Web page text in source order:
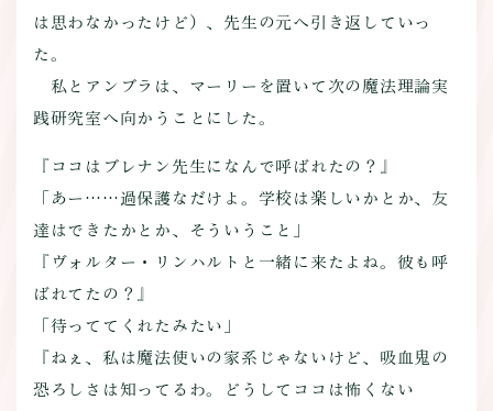
は思わなかったけど）、先生の元へ引き返していっ
た。
私とアンブラは、マーリーを置いて次の魔法理論実
践研究室へ向かうことにした。
『ココはブレナン先生になんで呼ばれたの？』
「あー……過保護なだけよ。学校は楽しいかとか、友
達はできたかとか、そういうこと」
『ヴォルター・リンハルトと一緒に来たよね。彼も呼
ばれてたの？』
「待っててくれたみたい」
『ねぇ、私は魔法使いの家系じゃないけど、吸血鬼の
恐ろしさは知ってるわ。どうしてココは怖くない